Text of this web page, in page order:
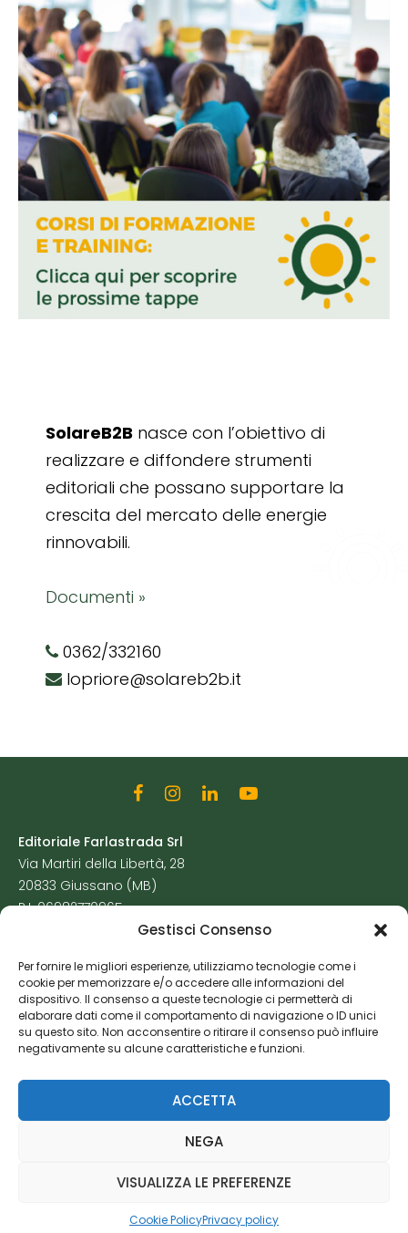
Gestisci Consenso
Per fornire le migliori esperienze, utilizziamo tecnologie come i
cookie per memorizzare e/o accedere alle informazioni del
dispositivo. Il consenso a queste tecnologie ci permetterà di
elaborare dati come il comportamento di navigazione o ID unici
su questo sito. Non acconsentire o ritirare il consenso può influire
negativamente su alcune caratteristiche e funzioni.
ACCETTA
NEGA
VISUALIZZA LE PREFERENZE
Cookie PolicyPrivacy policy
SolareB2B nasce con l’obiettivo di
realizzare e diffondere strumenti
editoriali che possano supportare la
crescita del mercato delle energie
rinnovabili.
Documenti »
0362/332160
lopriore@solareb2b.it
Editoriale Farlastrada Srl
Via Martiri della Libertà, 28
20833 Giussano (MB)
P.I. 06982770965
Cookie Policy
Risorse Aggiuntive